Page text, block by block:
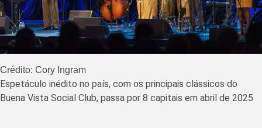
Crédito: Cory Ingram
Espetáculo inédito no país, com os principais clássicos do
Buena Vista Social Club, passa por 8 capitais em abril de 2025